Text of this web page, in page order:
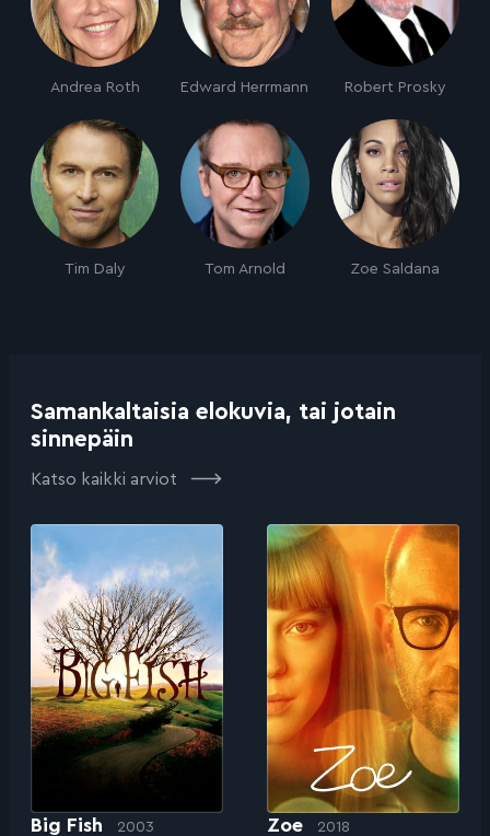
Andrea Roth Edward Herrmann Robert Prosky
Tim Daly Tom Arnold Zoe Saldana
Samankaltaisia elokuvia, tai jotain
sinnepäin
Katso kaikki arviot
Big Fish 2003 Zoe 2018